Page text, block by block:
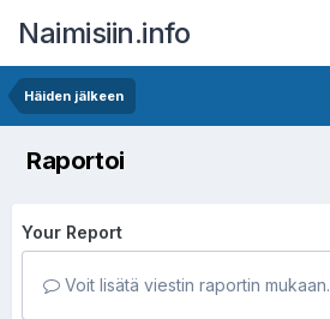
Naimisiin.info
Häiden jälkeen
Raportoi
Your Report
Voit lisätä viestin raportin mukaan.